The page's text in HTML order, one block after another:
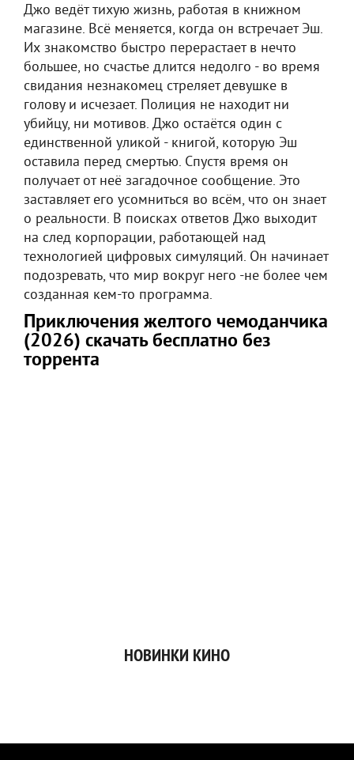
Джо ведёт тихую жизнь, работая в книжном
магазине. Всё меняется, когда он встречает Эш.
Их знакомство быстро перерастает в нечто
большее, но счастье длится недолго - во время
свидания незнакомец стреляет девушке в
голову и исчезает. Полиция не находит ни
убийцу, ни мотивов. Джо остаётся один с
единственной уликой - книгой, которую Эш
оставила перед смертью. Спустя время он
получает от неё загадочное сообщение. Это
заставляет его усомниться во всём, что он знает
о реальности. В поисках ответов Джо выходит
на след корпорации, работающей над
технологией цифровых симуляций. Он начинает
подозревать, что мир вокруг него -не более чем
созданная кем-то программа.
Приключения желтого чемоданчика
(2026) скачать бесплатно без
торрента
НОВИНКИ КИНО